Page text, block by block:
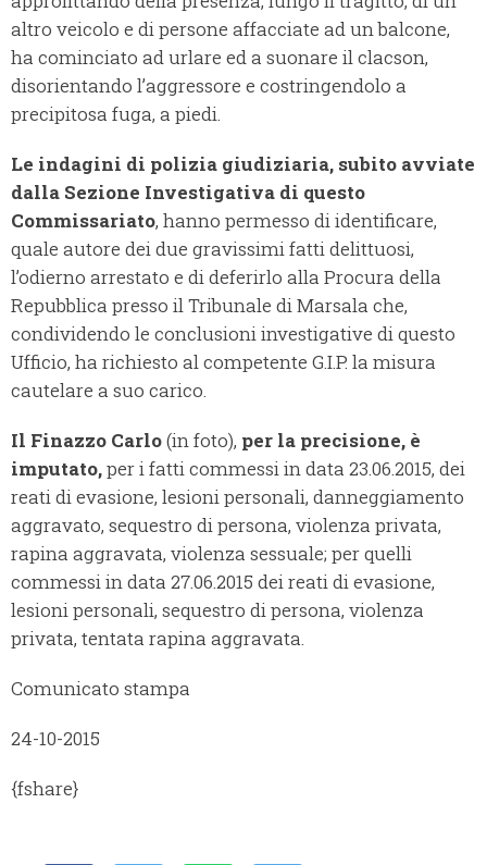
altro veicolo e di persone affacciate ad un balcone,
ha cominciato ad urlare ed a suonare il clacson,
disorientando l’aggressore e costringendolo a
precipitosa fuga, a piedi.
Le indagini di polizia giudiziaria, subito avviate
dalla Sezione Investigativa di questo
Commissariato, hanno permesso di identificare,
quale autore dei due gravissimi fatti delittuosi,
l’odierno arrestato e di deferirlo alla Procura della
Repubblica presso il Tribunale di Marsala che,
condividendo le conclusioni investigative di questo
Ufficio, ha richiesto al competente G.I.P. la misura
cautelare a suo carico.
Il Finazzo Carlo(in foto), per la precisione, è
imputato,per i fatti commessi in data 23.06.2015, dei
reati di evasione, lesioni personali, danneggiamento
aggravato, sequestro di persona, violenza privata,
rapina aggravata, violenza sessuale; per quelli
commessi in data 27.06.2015 dei reati di evasione,
lesioni personali, sequestro di persona, violenza
privata, tentata rapina aggravata.
Comunicato stampa
24-10-2015
{fshare}